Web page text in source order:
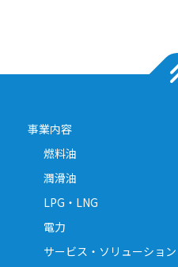
事業内容
燃料油
潤滑油
LPG・LNG
電力
サービス・ソリューション